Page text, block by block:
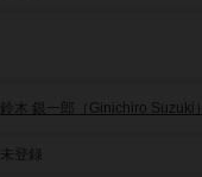
鈴木 銀一郎（Ginichiro Suzuki）
未登録